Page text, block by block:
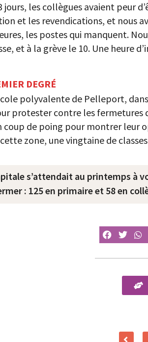
les collègues avaient peur
et les revendications, et nous
les postes qui manquent.
et à la grève le 10. Une heure
DEGRÉ
polyvalente de Pelleport,
protester contre les
coup de poing pour montrer leur
zone, une vingtaine de
s’attendait au printemps à
: 125 en primaire et 58 en